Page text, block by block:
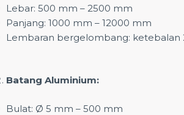
Lebar: 500 mm – 2500 mm
Panjang: 1000 mm – 12000 mm
Lembaran bergelombang: ketebalan
Batang Aluminium:
Bulat: Ø 5 mm – 500 mm